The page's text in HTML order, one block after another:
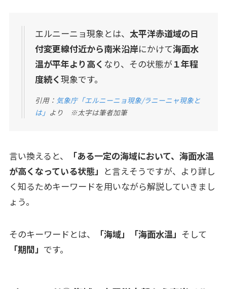
エルニーニョ現象とは、 太平洋赤道域の日
付変更線付近から南米沿岸にかけて海面水
温が平年より高く なり、その状態が１年程
度続く現象です。
引用： 気象庁「エルニーニョ現象/ラニーニャ現象と
は」 より ※太字は筆者加筆
言い換えると、
「ある一定の海域において、海面水温
が高くなっている状態」 と言えそうですが、より詳し
く知るためキーワードを用いながら解説していきまし
ょう。
そのキーワードとは、 「海域」「海面水温」 そして
「期間」 です。